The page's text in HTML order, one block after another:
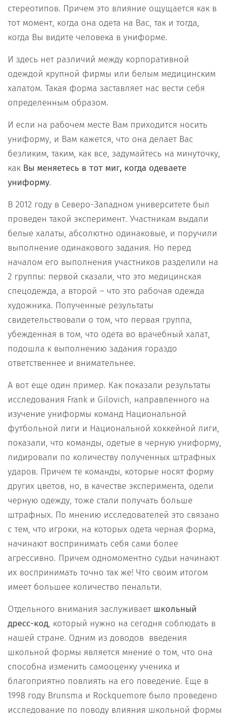
стереотипов. Причем это влияние ощущается как в
тот момент, когда она одета на Вас, так и тогда,
когда Вы видите человека в униформе.
И здесь нет различий между корпоративной
одеждой крупной фирмы или белым медицинским
халатом. Такая форма заставляет нас вести себя
определенным образом.
И если на рабочем месте Вам приходится носить
униформу, и Вам кажется, что она делает Вас
безликим, таким, как все, задумайтесь на минуточку,
как Вы меняетесь в тот миг, когда одеваете
униформу.
В 2012 году в Северо-Западном университете был
проведен такой эксперимент. Участникам выдали
белые халаты, абсолютно одинаковые, и поручили
выполнение одинакового задания. Но перед
началом его выполнения участников разделили на
2 группы: первой сказали, что это медицинская
спецодежда, а второй – что это рабочая одежда
художника. Полученные результаты
свидетельствовали о том, что первая группа,
убежденная в том, что одета во врачебный халат,
подошла к выполнению задания гораздо
ответственнее и внимательнее.
А вот еще один пример. Как показали результаты
исследования Frank и Gilovich, направленного на
изучение униформы команд Национальной
футбольной лиги и Национальной хоккейной лиги,
показали, что команды, одетые в черную униформу,
лидировали по количеству полученных штрафных
ударов. Причем те команды, которые носят форму
других цветов, но, в качестве эксперимента, одели
черную одежду, тоже стали получать больше
штрафных. По мнению исследователей это связано
с тем, что игроки, на которых одета черная форма,
начинают воспринимать себя сами более
агрессивно. Причем одномоментно судьи начинают
их воспринимать точно так же! Что своим итогом
имеет большее количество пенальти.
Отдельного внимания заслуживаетшкольный
дресс-код, который нужно на сегодня соблюдать в
нашей стране. Одним из доводов введения
школьной формы является мнение о том, что она
способна изменить самооценку ученика и
благоприятно повлиять на его поведение. Еще в
1998 году Brunsma и Rockquemore было проведено
исследование по поводу влияния школьной формы